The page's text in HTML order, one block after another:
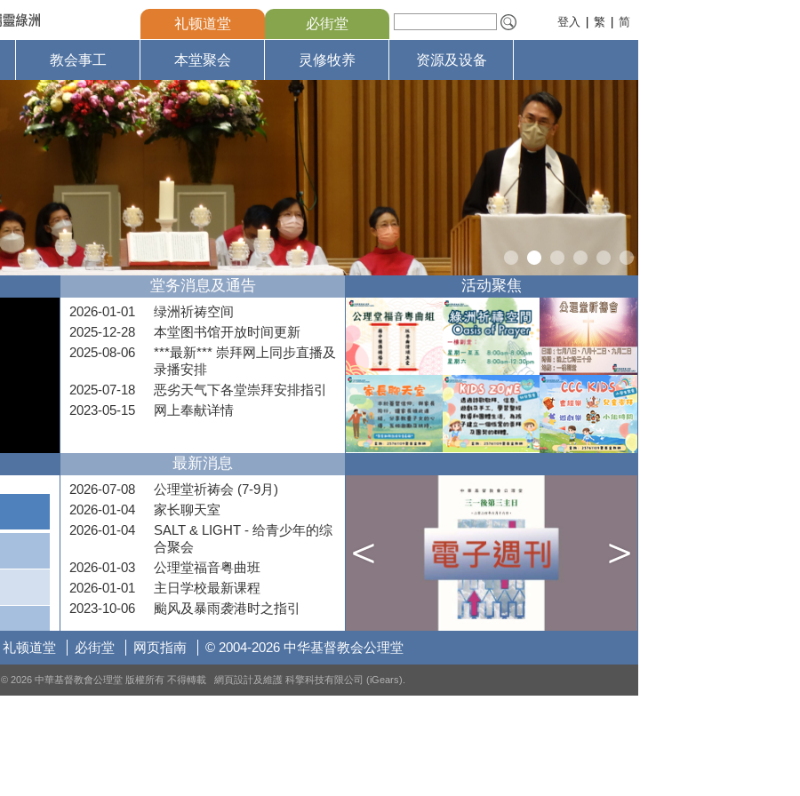
礼顿道堂 必街堂 登入 繁 简
教会事工 本堂聚会 灵修牧养 资源及设备
堂务消息及通告
2026-01-01
绿洲祈祷空间
2025-12-28
本堂图书馆开放时间更新
2025-08-06
***最新*** 崇拜网上同步直播及
录播安排
2025-07-18
恶劣天气下各堂崇拜安排指引
2023-05-15
网上奉献详情
活动聚焦
最新消息
2026-07-08
公理堂祈祷会 (7-9月)
2026-01-04
家长聊天室
2026-01-04
SALT & LIGHT - 给青少年的综
合聚会
2026-01-03
公理堂福音粤曲班
2026-01-01
主日学校最新课程
2023-10-06
颱风及暴雨袭港时之指引
礼顿道堂 必街堂 网页指南 © 2004-2026 中华基督教会公理堂
© 2026 中華基督教會公理堂 版權所有 不得轉載 網頁設計及維護 科擎科技有限公司 (iGears)